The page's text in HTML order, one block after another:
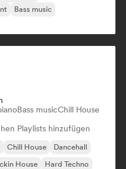
Bass music
Bass musicChill House
Playlists hinzufügen
Chill House
Dancehall
House Hard Techno